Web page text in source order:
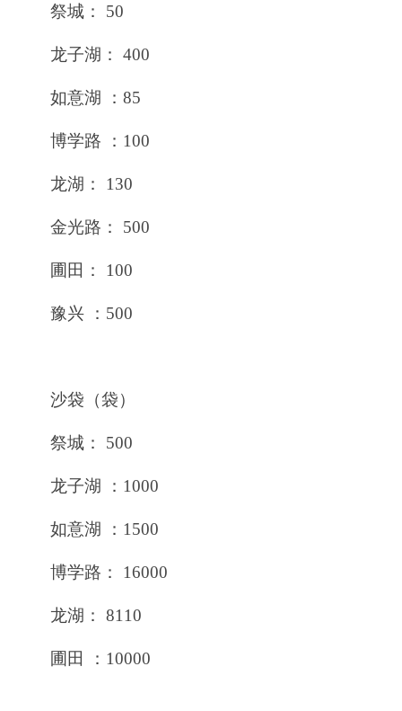
祭城： 50
龙子湖： 400
如意湖 ：85
博学路 ：100
龙湖： 130
金光路： 500
圃田： 100
豫兴 ：500
沙袋（袋）
祭城： 500
龙子湖 ：1000
如意湖 ：1500
博学路： 16000
龙湖： 8110
圃田 ：10000